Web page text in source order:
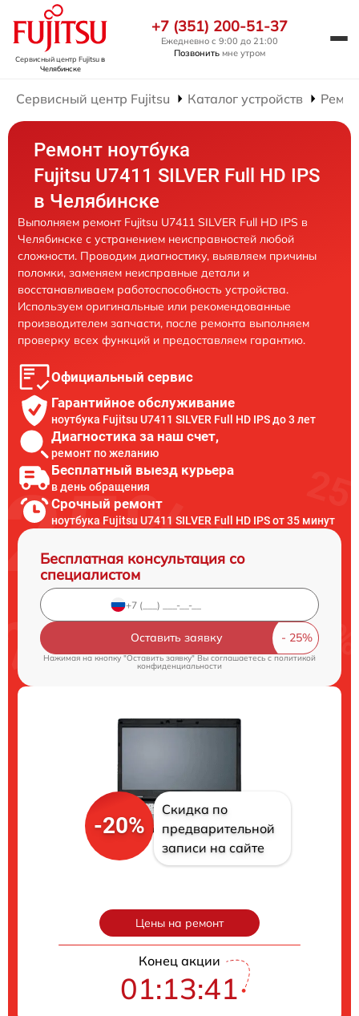
Сервисный центр Fujitsuв
Челябинске
+7 (351) 200-51-37
Ежедневно с 9:00 до 21:00
Позвонить мне утром
Сервисный центр Fujitsu Каталог устройств
Ремонт ноутбука
Fujitsu U7411 SILVER Full HD IPS
в Челябинске
Выполняем ремонт Fujitsu U7411 SILVER Full HD IPS в
Челябинске с устранением неисправностей любой
сложности. Проводим диагностику, выявляем причины
поломки, заменяем неисправные детали и
восстанавливаем работоспособность устройства.
Используем оригинальные или рекомендованные
производителем запчасти, после ремонта выполняем
проверку всех функций и предоставляем гарантию.
Официальный сервис
Гарантийное обслуживание
ноутбука Fujitsu U7411 SILVER Full HD IPS до 3 лет
Диагностика за наш счет,
ремонт по желанию
Бесплатный выезд курьера
в день обращения
Срочный ремонт
ноутбука Fujitsu U7411 SILVER Full HD IPS от 35 минут
Бесплатная консультация со
специалистом
Оставить заявку
Нажимая на кнопку "Оставить заявку" Вы соглашаетесь cполитикой
конфиденциальности
-20%
Скидка по
предварительной
записи на сайте
Цены на ремонт
Конец акции
01:13:40